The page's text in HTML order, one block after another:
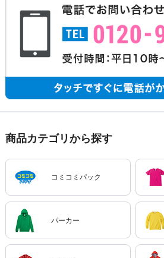
商品カテゴリから探す
コミコミパック
パーカー